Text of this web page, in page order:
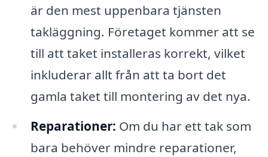
är den mest uppenbara tjänsten
takläggning. Företaget kommer att se
till att taket installeras korrekt, vilket
inkluderar allt från att ta bort det
gamla taket till montering av det nya.
Reparationer: Om du har ett tak som
bara behöver mindre reparationer,